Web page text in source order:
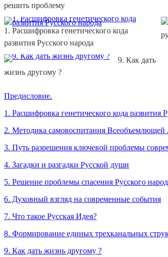
решить проблему
1. Расшифровка генетического кода
развития Русского народа
9. Как дать
жизнь другому ?
Предисловие.
1. Расшифровка генетического кода развития
2. Методика самовоспитания Всеобъемлющей
3. Путь разрешения ключевой проблемы
4. Загадки и разгадки Русской души
5. Решение проблемы спасения Русского
6. Духовный взгляд на современные события
7. Что такое Русская Идея?
8. Формирование единых трехканальных
9. Как дать жизнь другому ?